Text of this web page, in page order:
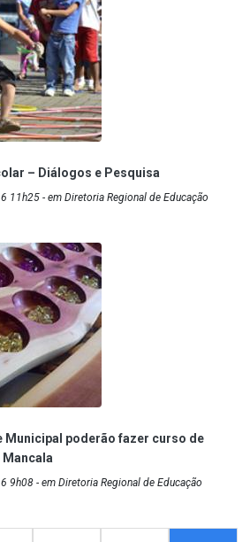
– Diálogos e Pesquisa
11h25 - em Diretoria Regional de Educação
Municipal poderão fazer curso de
- em Diretoria Regional de Educação